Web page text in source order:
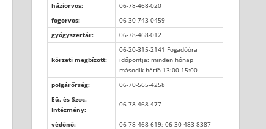
háziorvos:
06-78-468-020
fogorvos:
06-30-743-0459
gyógyszertár:
06-78-468-012
körzeti megbízott:
06-20-315-2141 Fogadóóra
időpontja: minden hónap
második hétfő 13:00-15:00
polgárőrség:
06-70-565-4258
Eü. és Szoc.
Intézmény:
06-78-468-477
védőnő:
06-78-468-619; 06-30-483-8387